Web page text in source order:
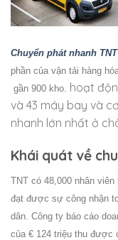
Chuyển phát nhanh TNT
phần của vận tải hàng
gần 900 kho. hoạt
và 43 máy bay và
nhanh lớn nhất ở
Khái quát về
TNT có 48,000 nhân
đạt được sự công nhận
dân. Công ty báo cáo
của € 124 triệu thu được